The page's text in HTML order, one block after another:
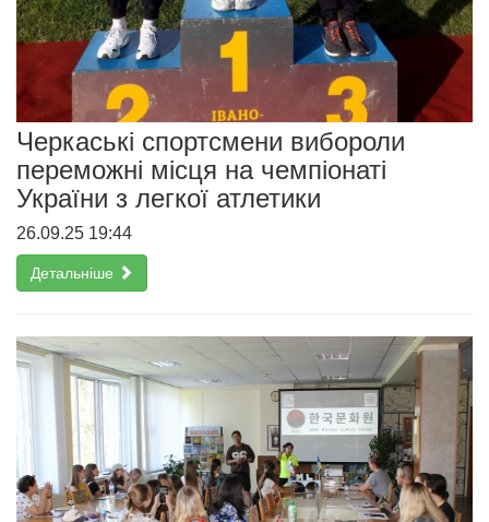
Черкаські спортсмени вибороли
переможні місця на чемпіонаті
України з легкої атлетики
26.09.25 19:44
Детальніше